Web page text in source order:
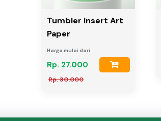
Tumbler Insert Art
Paper
Harga mulai dari
Rp. 27.000
Rp. 30.000